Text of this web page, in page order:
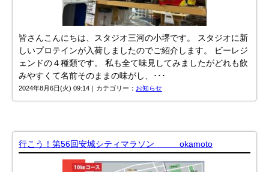
皆さんこんにちは、スタジオ三河の小堺です。 スタジオに新
しいプロテインが入荷しましたのでご紹介します。 ビーレジ
ェンドの４種類です。 私も全て味見してみましたがどれも飲
みやすくて名前そのままの味がし、･･･
2024年8月6日(火) 09:14｜カテゴリー： お知らせ
行こう！第56回安城シティマラソン okamoto